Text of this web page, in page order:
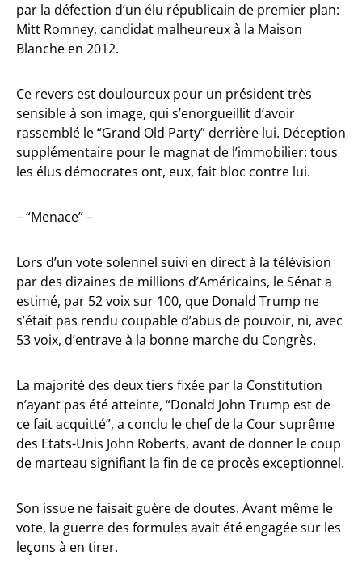
par la défection d’un élu républicain de premier plan:
Mitt Romney, candidat malheureux à la Maison
Blanche en 2012.
Ce revers est douloureux pour un président très
sensible à son image, qui s’enorgueillit d’avoir
rassemblé le “Grand Old Party” derrière lui. Déception
supplémentaire pour le magnat de l’immobilier: tous
les élus démocrates ont, eux, fait bloc contre lui.
– “Menace” –
Lors d’un vote solennel suivi en direct à la télévision
par des dizaines de millions d’Américains, le Sénat a
estimé, par 52 voix sur 100, que Donald Trump ne
s’était pas rendu coupable d’abus de pouvoir, ni, avec
53 voix, d’entrave à la bonne marche du Congrès.
La majorité des deux tiers fixée par la Constitution
n’ayant pas été atteinte, “Donald John Trump est de
ce fait acquitté”, a conclu le chef de la Cour suprême
des Etats-Unis John Roberts, avant de donner le coup
de marteau signifiant la fin de ce procès exceptionnel.
Son issue ne faisait guère de doutes. Avant même le
vote, la guerre des formules avait été engagée sur les
leçons à en tirer.